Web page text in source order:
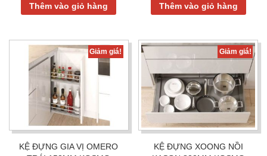
Thêm vào giỏ hàng Thêm vào giỏ hàng
Giảm giá!
KỆ ĐỰNG GIA VỊ OMERO
Giảm giá!
KỆ ĐỰNG XOONG NỒI